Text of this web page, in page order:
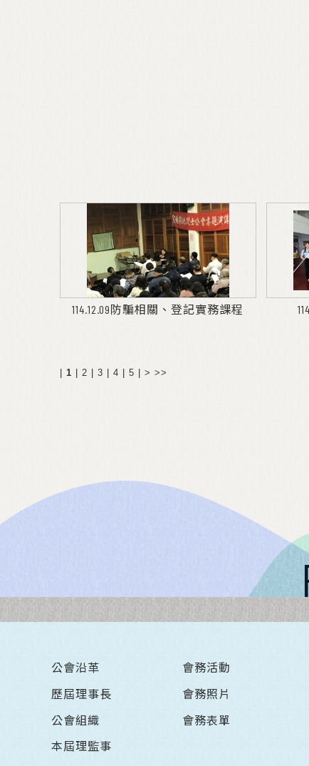
114.12.09防騙相關、登記實務課程
1 2 3 4 5 > >>
公會沿革
歷屆理事長
公會組織
本屆理監事
會務活動
會務照片
會務表單